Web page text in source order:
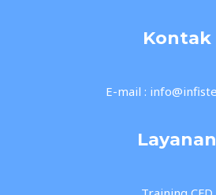
Kontak
E-mail :
Layanan